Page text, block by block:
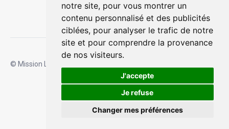
notre site, pour vous montrer un
contenu personnalisé et des publicités
ciblées, pour analyser le trafic de notre
site et pour comprendre la provenance
de nos visiteurs.
J'accepte
Je refuse
Changer mes préférences
© Mission Locale Jeune - Pau Pyrénées